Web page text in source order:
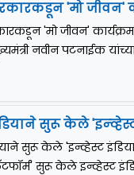
'मो जीवन'
'मो जीवन'
नवीन पटनाईक
सुरू केले
सुरू केले 'इन्व्हेस्ट
सुरू केले इन्व्हेस्ट